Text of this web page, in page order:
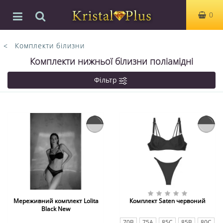
0
Комплекти білизни
Комплекти нижньої білизни поліамідні
Фільтр
Мереживний комплект Lolita
Black New
Комплект Saten червоний